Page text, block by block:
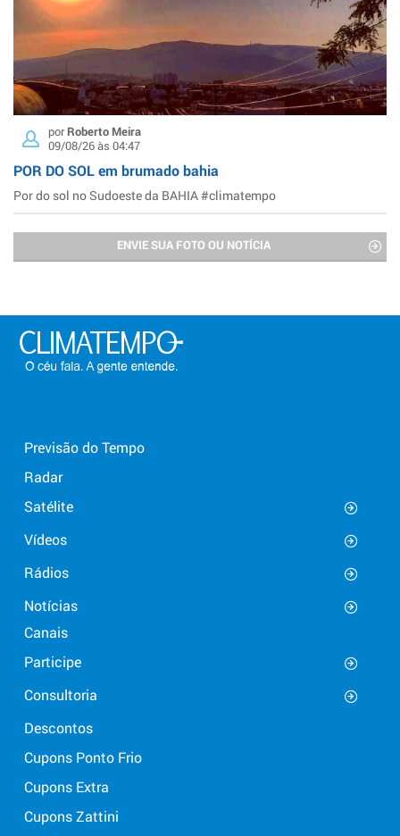
porRoberto Meira
09/08/26 às 04:47
POR DO SOL em brumado bahia
Por do sol no Sudoeste da BAHIA #climatempo
ENVIE SUA FOTO OU NOTÍCIA
Previsão do Tempo
Radar
Satélite
Vídeos
Rádios
Notícias
Canais
Participe
Consultoria
Descontos
Cupons Ponto Frio
Cupons Extra
Cupons Zattini